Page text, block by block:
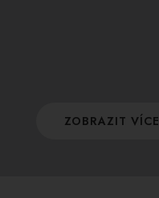
ZOBRAZIT VÍCE